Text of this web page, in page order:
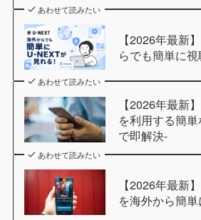
あわせて読みたい
【2026年最新
らでも簡単に
あわせて読みたい
【2026年最新
を利用する簡
で即解決-
あわせて読みたい
【2026年最新
を海外から簡